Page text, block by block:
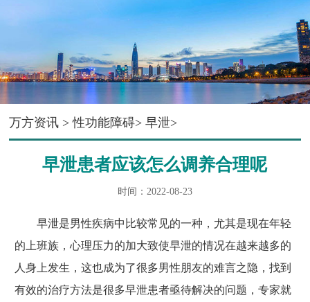
万方资讯 >性功能障碍>早泄>
早泄患者应该怎么调养合理呢
时间：2022-08-23
早泄是男性疾病中比较常见的一种，尤其是现在年轻
的上班族，心理压力的加大致使早泄的情况在越来越多的
人身上发生，这也成为了很多男性朋友的难言之隐，找到
有效的治疗方法是很多早泄患者亟待解决的问题，专家就